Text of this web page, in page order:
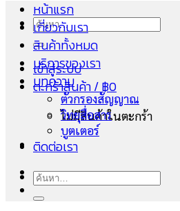
ค้นหา:
เข้าสู่ระบบ
ตะกร้าสินค้า /฿0
ไม่มีสินค้าในตะกร้า
หน้าแรก
เกี่ยวกับเรา
สินค้าทั้งหมด
บริการของเรา
บทความ
ตัวกรองสัญญาณ
วิทยุสื่อสาร
บูตเตอร์
ติดต่อเรา
ค้นหา: